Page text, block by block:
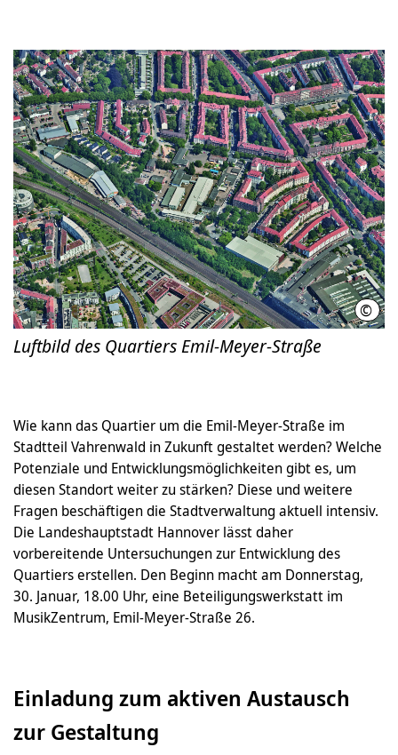
©
Luftbild des Quartiers Emil-Meyer-Straße
Wie kann das Quartier um die Emil-Meyer-Straße im
Stadtteil Vahrenwald in Zukunft gestaltet werden? Welche
Potenziale und Entwicklungsmöglichkeiten gibt es, um
diesen Standort weiter zu stärken? Diese und weitere
Fragen beschäftigen die Stadtverwaltung aktuell intensiv.
Die Landeshauptstadt Hannover lässt daher
vorbereitende Untersuchungen zur Entwicklung des
Quartiers erstellen. Den Beginn macht am Donnerstag,
30. Januar, 18.00 Uhr, eine Beteiligungswerkstatt im
MusikZentrum, Emil-Meyer-Straße 26.
Einladung zum aktiven Austausch
zur Gestaltung